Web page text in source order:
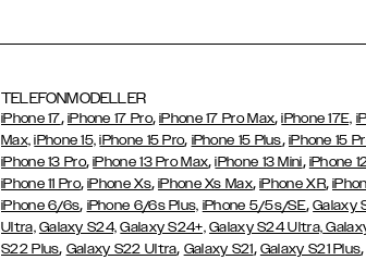
TELEFONMODELLER
iPhone 17, iPhone 17 Pro,iPhone 17 Pro Max,iPhone 17E,
Max, iPhone 15, iPhone 15 Pro, iPhone 15 Plus, iPhone 15
iPhone 13 Pro,iPhone 13 Pro Max,iPhone 13 Mini, iPhone
iPhone 11 Pro,iPhone Xs,iPhone Xs Max,iPhone XR,
iPhone 6/6s, iPhone 6/6s Plus, iPhone 5/5s/SE,Galaxy
Ultra, Galaxy S24, Galaxy S24+, Galaxy S24 Ultra,
S22 Plus, Galaxy S22 Ultra, Galaxy S21, Galaxy S21 Plus,